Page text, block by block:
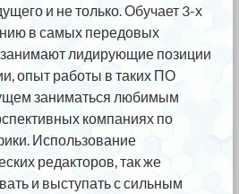
и не только. Обучает 3-х
в самых передовых
лидирующие позиции
опыт работы в таких ПО
заниматься любимым
компаниях по
Использование
редакторов, так же
и выступать с сильным